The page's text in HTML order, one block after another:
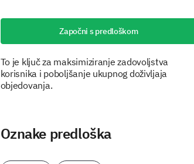
Započni s predloškom
To je ključ za maksimiziranje zadovoljstva
korisnika i poboljšanje ukupnog doživljaja
objedovanja.
Oznake predloška